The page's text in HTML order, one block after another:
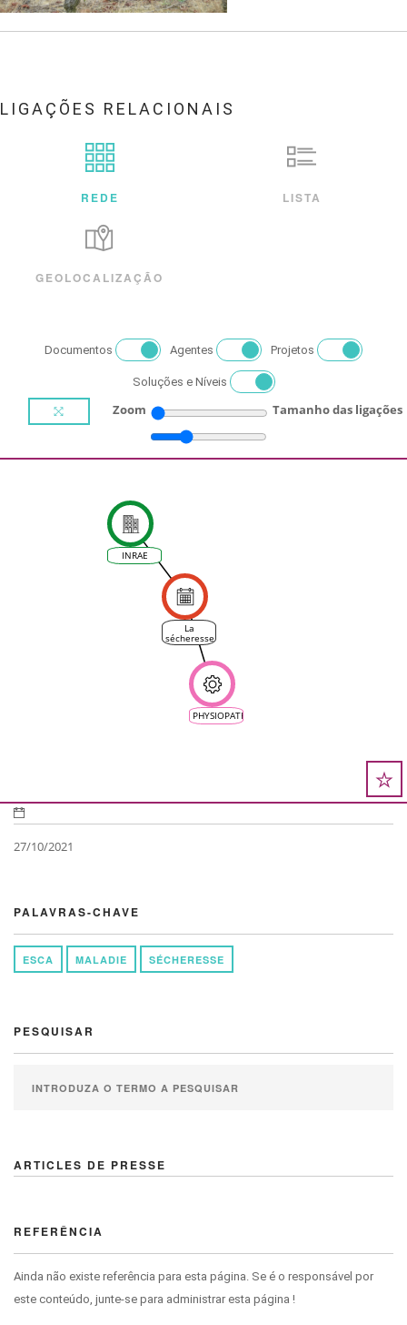
LIGAÇÕES RELACIONAIS
REDE LISTA
GEOLOCALIZAÇÃO
Documentos Agentes Projetos
Soluções e Níveis
Zoom Tamanho das ligações
La
sécheresse
enraye
maladie
de la vigne
: l'esca
INRAE
PHYSIOPATH
27/10/2021
PALAVRAS-CHAVE
ESCA MALADIE SÉCHERESSE
PESQUISAR
ARTICLES DE PRESSE
REFERÊNCIA
Ainda não existe referência para esta página. Se é o responsável por
este conteúdo, junte-se para administrar esta página !